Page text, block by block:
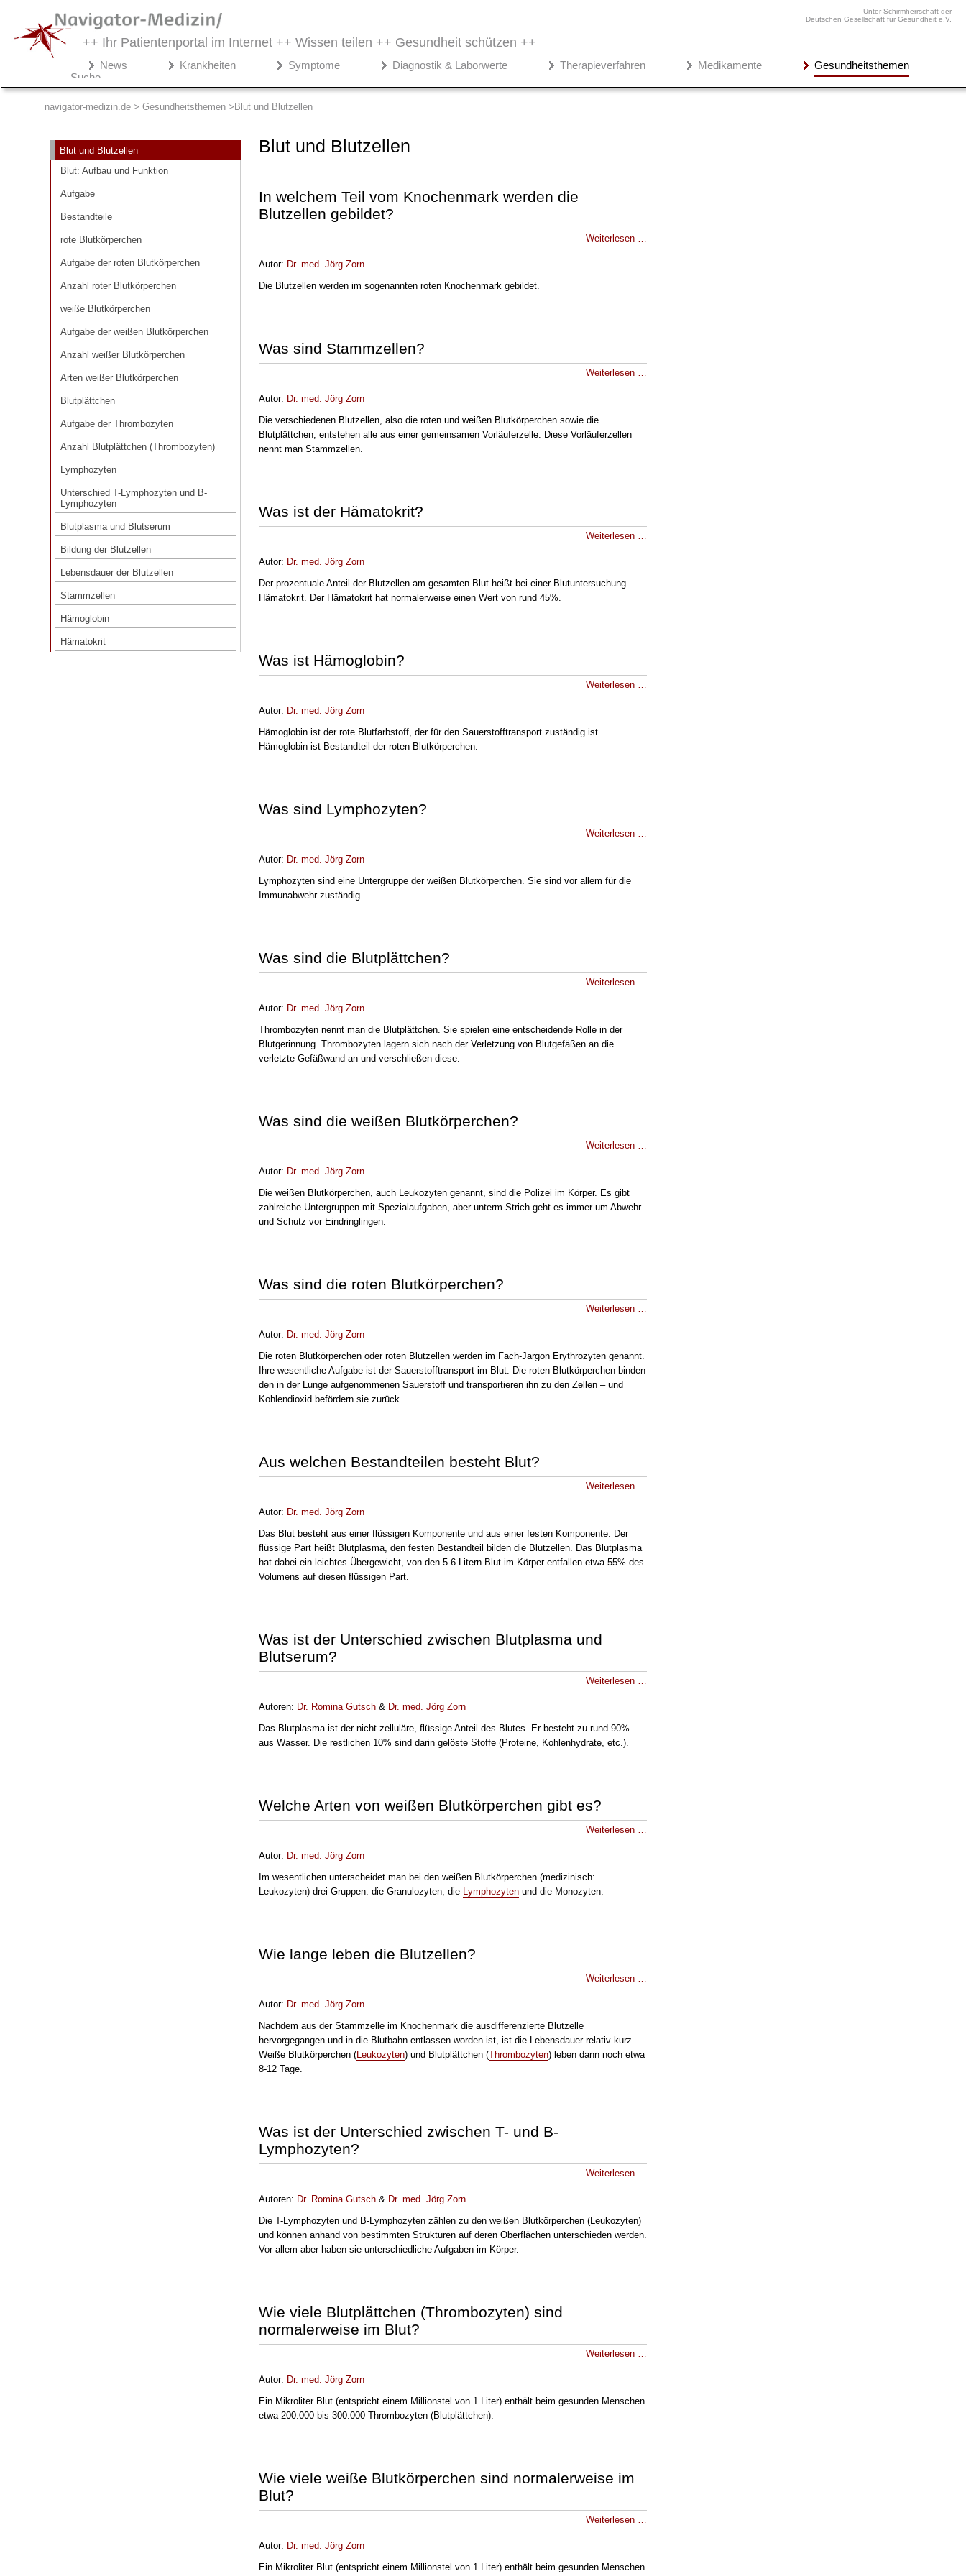
Unter Schirmherrschaft der
Deutschen Gesellschaft für Gesundheit e.V.
++ Ihr Patientenportal im Internet ++ Wissen teilen ++ Gesundheit schützen ++
News Krankheiten Symptome Diagnostik & Laborwerte Therapieverfahren Medikamente
Gesundheitsthemen
Suche
navigator-medizin.de > Gesundheitsthemen Blut und Blutzellen
Blut und Blutzellen
Blut: Aufbau und Funktion
Aufgabe
Bestandteile
rote Blutkörperchen
Aufgabe der roten Blutkörperchen
Anzahl roter Blutkörperchen
weiße Blutkörperchen
Aufgabe der weißen Blutkörperchen
Anzahl weißer Blutkörperchen
Arten weißer Blutkörperchen
Blutplättchen
Aufgabe der Thrombozyten
Anzahl Blutplättchen (Thrombozyten)
Lymphozyten
Unterschied T-Lymphozyten und B-
Lymphozyten
Blutplasma und Blutserum
Bildung der Blutzellen
Lebensdauer der Blutzellen
Stammzellen
Hämoglobin
Hämatokrit
Blut und Blutzellen
In welchem Teil vom Knochenmark werden die
Blutzellen gebildet?
Weiterlesen …
Autor: Dr. med. Jörg Zorn
Die Blutzellen werden im sogenannten roten Knochenmark gebildet.
Was sind Stammzellen?
Weiterlesen …
Autor: Dr. med. Jörg Zorn
Die verschiedenen Blutzellen, also die roten und weißen Blutkörperchen sowie die
Blutplättchen, entstehen alle aus einer gemeinsamen Vorläuferzelle. Diese Vorläuferzellen
nennt man Stammzellen.
Was ist der Hämatokrit?
Weiterlesen …
Autor: Dr. med. Jörg Zorn
Der prozentuale Anteil der Blutzellen am gesamten Blut heißt bei einer Blutuntersuchung
Hämatokrit. Der Hämatokrit hat normalerweise einen Wert von rund 45%.
Was ist Hämoglobin?
Weiterlesen …
Autor: Dr. med. Jörg Zorn
Hämoglobin ist der rote Blutfarbstoff, der für den Sauerstofftransport zuständig ist.
Hämoglobin ist Bestandteil der roten Blutkörperchen.
Was sind Lymphozyten?
Weiterlesen …
Autor: Dr. med. Jörg Zorn
Lymphozyten sind eine Untergruppe der weißen Blutkörperchen. Sie sind vor allem für die
Immunabwehr zuständig.
Was sind die Blutplättchen?
Weiterlesen …
Autor: Dr. med. Jörg Zorn
Thrombozyten nennt man die Blutplättchen. Sie spielen eine entscheidende Rolle in der
Blutgerinnung. Thrombozyten lagern sich nach der Verletzung von Blutgefäßen an die
verletzte Gefäßwand an und verschließen diese.
Was sind die weißen Blutkörperchen?
Weiterlesen …
Autor: Dr. med. Jörg Zorn
Die weißen Blutkörperchen, auch Leukozyten genannt, sind die Polizei im Körper. Es gibt
zahlreiche Untergruppen mit Spezialaufgaben, aber unterm Strich geht es immer um Abwehr
und Schutz vor Eindringlingen.
Was sind die roten Blutkörperchen?
Weiterlesen …
Autor: Dr. med. Jörg Zorn
Die roten Blutkörperchen oder roten Blutzellen werden im Fach-Jargon Erythrozyten genannt.
Ihre wesentliche Aufgabe ist der Sauerstofftransport im Blut. Die roten Blutkörperchen binden
den in der Lunge aufgenommenen Sauerstoff und transportieren ihn zu den Zellen – und
Kohlendioxid befördern sie zurück.
Aus welchen Bestandteilen besteht Blut?
Weiterlesen …
Autor: Dr. med. Jörg Zorn
Das Blut besteht aus einer flüssigen Komponente und aus einer festen Komponente. Der
flüssige Part heißt Blutplasma, den festen Bestandteil bilden die Blutzellen. Das Blutplasma
hat dabei ein leichtes Übergewicht, von den 5-6 Litern Blut im Körper entfallen etwa 55% des
Volumens auf diesen flüssigen Part.
Was ist der Unterschied zwischen Blutplasma und
Blutserum?
Weiterlesen …
Autoren: Dr. Romina Gutsch& Dr. med. Jörg Zorn
Das Blutplasma ist der nicht-zelluläre, flüssige Anteil des Blutes. Er besteht zu rund 90%
aus Wasser. Die restlichen 10% sind darin gelöste Stoffe (Proteine, Kohlenhydrate, etc.).
Welche Arten von weißen Blutkörperchen gibt es?
Weiterlesen …
Autor: Dr. med. Jörg Zorn
Im wesentlichen unterscheidet man bei den weißen Blutkörperchen (medizinisch:
Leukozyten) drei Gruppen: die Granulozyten, die Lymphozytenund die Monozyten.
Wie lange leben die Blutzellen?
Weiterlesen …
Autor: Dr. med. Jörg Zorn
Nachdem aus der Stammzelle im Knochenmark die ausdifferenzierte Blutzelle
hervorgegangen und in die Blutbahn entlassen worden ist, ist die Lebensdauer relativ kurz.
Weiße Blutkörperchen (Leukozyten) und Blutplättchen (Thrombozyten) leben dann noch etwa
8-12 Tage.
Was ist der Unterschied zwischen T- und B-
Lymphozyten?
Weiterlesen …
Autoren: Dr. Romina Gutsch& Dr. med. Jörg Zorn
Die T-Lymphozyten und B-Lymphozyten zählen zu den weißen Blutkörperchen (Leukozyten)
und können anhand von bestimmten Strukturen auf deren Oberflächen unterschieden werden.
Vor allem aber haben sie unterschiedliche Aufgaben im Körper.
Wie viele Blutplättchen (Thrombozyten) sind
normalerweise im Blut?
Weiterlesen …
Autor: Dr. med. Jörg Zorn
Ein Mikroliter Blut (entspricht einem Millionstel von 1 Liter) enthält beim gesunden Menschen
etwa 200.000 bis 300.000 Thrombozyten (Blutplättchen).
Wie viele weiße Blutkörperchen sind normalerweise im
Blut?
Weiterlesen …
Autor: Dr. med. Jörg Zorn
Ein Mikroliter Blut (entspricht einem Millionstel von 1 Liter) enthält beim gesunden Menschen
Navigator-
▾
Gesundheitsthemen
Blut und Blutzellen
Blut: Aufbau und Funktion
Bestandteile
rote Blutkörperchen
Aufgabe der roten Blutkörperchen
Anzahl roter Blutkörperchen
weiße Blutkörperchen
Aufgabe der weißen Blutkörperchen
Anzahl weißer Blutkörperchen
Arten weißer Blutkörperchen
Blutplättchen
Aufgabe der Thrombozyten
Anzahl Blutplättchen (Thrombozyten)
Lymphozyten
Unterschied T-Lymphozyten und B-
Lymphozyten
Blutplasma und Blutserum
Bildung der Blutzellen
Lebensdauer der Blutzellen
Stammzellen
Hämoglobin
Hämatokrit